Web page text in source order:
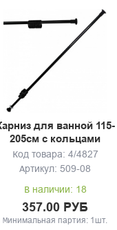
для ванной 115-
205см с кольцами
черный
Код товара: 4/4827
Артикул: 509-08
В наличии: 18
357.00 РУБ
Минимальная партия: 1шт.